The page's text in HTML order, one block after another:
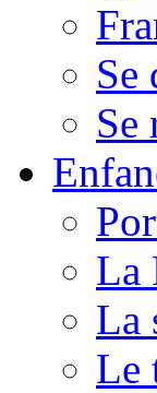
Se
Se
La
La
Le